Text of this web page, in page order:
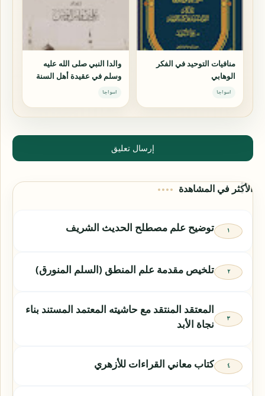
منافيات التوحيد في الفكر
الوهابي
اسواجا
والدا النبي صلى الله عليه
وسلم في عقيدة أهل السنة
والجماعة
اسواجا
إرسال تعليق
الأكثر في المشاهدة
توضيح علم مصطلح الحديث الشريف
تلخيص مقدمة علم المنطق (السلم المنورق)
المعتقد المنتقد مع حاشيته المعتمد المستند بناء
نجاة الأبد
كتاب معاني القراءات للأزهري